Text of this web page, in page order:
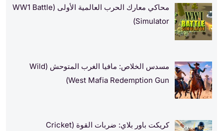
محاكي معارك الحرب العالمية الأولى (WW1 Battle
Simulator)
مسدس الخلاص: مافيا الغرب المتوحش (Wild
West Mafia Redemption Gun)
كريكت باور بلاي: ضربات القوة (Cricket